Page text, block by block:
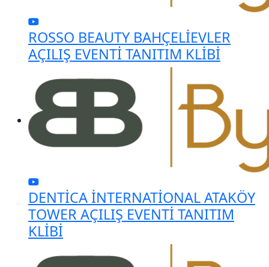
ROSSO BEAUTY BAHÇELİEVLER
AÇILIŞ EVENTİ TANITIM KLİBİ
DENTİCA İNTERNATİONAL ATAKÖY
TOWER AÇILIŞ EVENTİ TANITIM
KLİBİ